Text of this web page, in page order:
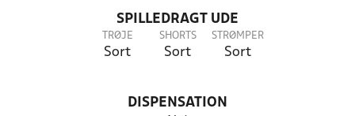
SPILLEDRAGT UDE
TRØJE
Sort
SHORTS
Sort
STRØMPER
Sort
DISPENSATION